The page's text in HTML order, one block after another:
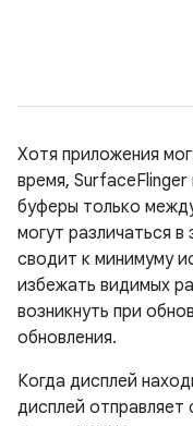
Хотя приложения
время,
буферы только
могут различаться
сводит к минимуму
избежать видимых
возникнуть при
обновления.
Когда дисплей
дисплей отправляет